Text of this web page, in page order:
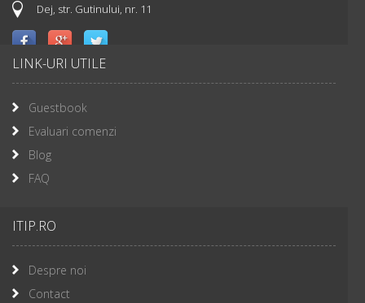
Dej, str. Gutinului, nr. 11
LINK-URI UTILE
Guestbook
Evaluari comenzi
Blog
FAQ
ITIP.RO
Despre noi
Contact